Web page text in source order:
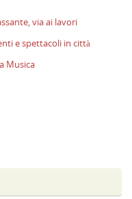
via ai lavori
e spettacoli in città
Musica